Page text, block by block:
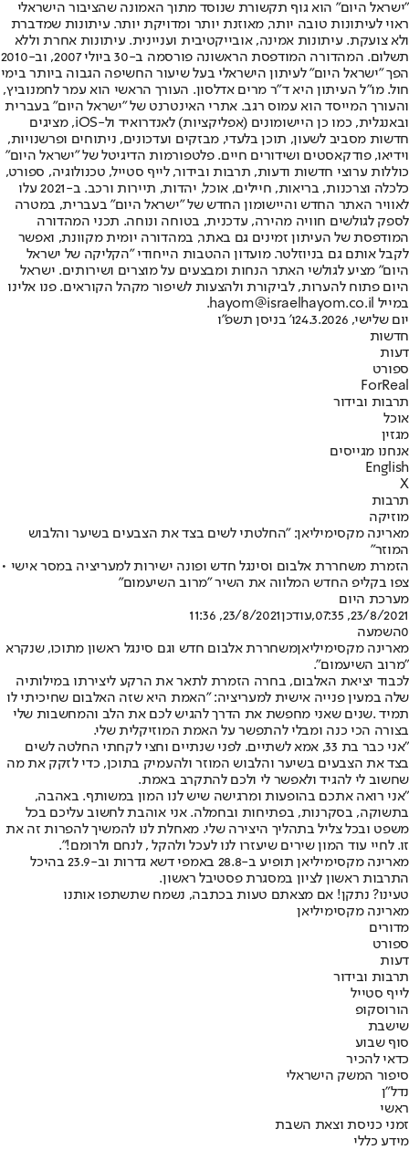
"ישראל היום" הוא גוף תקשורת שנוסד מתוך האמונה שהציבור הישראלי
ראוי לעיתונות טובה יותר, מאוזנת יותר ומדויקת יותר. עיתונות שמדברת
ולא צועקת. עיתונות אמינה, אובייקטיבית ועניינית. עיתונות אחרת וללא
תשלום. המהדורה המודפסת הראשונה פורסמה ב-30 ביולי 2007, וב-2010
הפך "ישראל היום" לעיתון הישראלי בעל שיעור החשיפה הגבוה ביותר בימי
חול. מו"ל העיתון היא ד"ר מרים אדלסון. העורך הראשי הוא עמר לחמנוביץ,
והעורך המייסד הוא עמוס רגב. אתרי האינטרנט של "ישראל היום" בעברית
ובאנגלית, כמו כן היישומונים (אפליקציות) לאנדרואיד ול-iOS, מציגים
חדשות מסביב לשעון, תוכן בלעדי, מבזקים ועדכונים, ניתוחים ופרשנויות,
וידיאו, פודקאסטים ושידורים חיים. פלטפורמות הדיגיטל של "ישראל היום"
כוללות ערוצי חדשות ודעות, תרבות ובידור, לייף סטייל, טכנולוגיה, ספורט,
כלכלה וצרכנות, בריאות, חיילים, אוכל, יהדות, תיירות ורכב. ב-2021 עלו
לאוויר האתר החדש והיישומון החדש של "ישראל היום" בעברית, במטרה
לספק לגולשים חוויה מהירה, עדכנית, בטוחה ונוחה. תכני המהדורה
המודפסת של העיתון זמינים גם באתר, במהדורה יומית מקוונת, ואפשר
לקבל אותם גם בניוזלטר. מועדון ההטבות הייחודי "הקליקה של ישראל
היום" מציע לגולשי האתר הנחות ומבצעים על מוצרים ושירותים. ישראל
היום פתוח להערות, לביקורת ולהצעות לשיפור מקהל הקוראים. פנו אלינו
במייל hayom@israelhayom.co.il.
יום שלישי, 24.3.2026
ו' בניסן תשפ"ו
חדשות
דעות
ספורט
ForReal
תרבות ובידור
אוכל
מגזין
אנחנו מגייסים
English
X
תרבות
מוזיקה
מארינה מקסימיליאן: "החלטתי לשים בצד את הצבעים בשיער והלבוש
המוזר"
הזמרת משחררת אלבום וסינגל חדש ופונה ישירות למעריציה במסר אישי •
צפו בקליפ החדש המלווה את השיר "מרוב השיעמום"
מערכת היום
23/8/2021, 07:35
,עודכן23/8/2021, 11:36
0השמעה
מארינה מקסימיליאןמשחררת אלבום חדש וגם סינגל ראשון מתוכו, שנקרא
"מרוב השיעמום".
לכבוד יציאת האלבום, בחרה הזמרת לתאר את הרקע ליצירתו במילותיה
שלה במעין פנייה אישית למעריציה: "האמת היא שזה האלבום שחיכיתי לו
תמיד .שנים שאני מחפשת את הדרך להגיש לכם את הלב והמחשבות שלי
בצורה הכי כנה ומבלי להתפשר על האמת המוזיקלית שלי.
"אני כבר בת 33, אמא לשתיים. לפני שנתיים וחצי לקחתי החלטה לשים
בצד את הצבעים בשיער והלבוש המוזר ולהעמיק בתוכן, כדי לזקק את מה
שחשוב לי להגיד ולאפשר לי ולכם להתקרב באמת.
"אני רואה אתכם בהופעות ומרגישה שיש לנו המון במשותף. באהבה,
בתשוקה, בסקרנות, בפתיחות ובחמלה. אני אוהבת לחשוב עליכם בכל
משפט ובכל צליל בתהליך היצירה שלי. מאחלת לנו להמשיך להפרות זה את
זו. לחיי עוד המון שירים שיעזרו לנו לעכל ולהקל , לנחם ולרומם!".
מארינה מקסימיליאן תופיע ב-28.8 באמפי דשא גדרות וב-23.9 בהיכל
התרבות ראשון לציון במסגרת פסטיבל ראשון.
טעינו? נתקן! אם מצאתם טעות בכתבה, נשמח שתשתפו אותנו
מארינה מקסימיליאן
מדורים
ספורט
דעות
תרבות ובידור
לייף סטייל
הורוסקופ
שישבת
סוף שבוע
כדאי להכיר
סיפור המשק הישראלי
נדל"ן
ראשי
זמני כניסת וצאת השבת
מידע כללי